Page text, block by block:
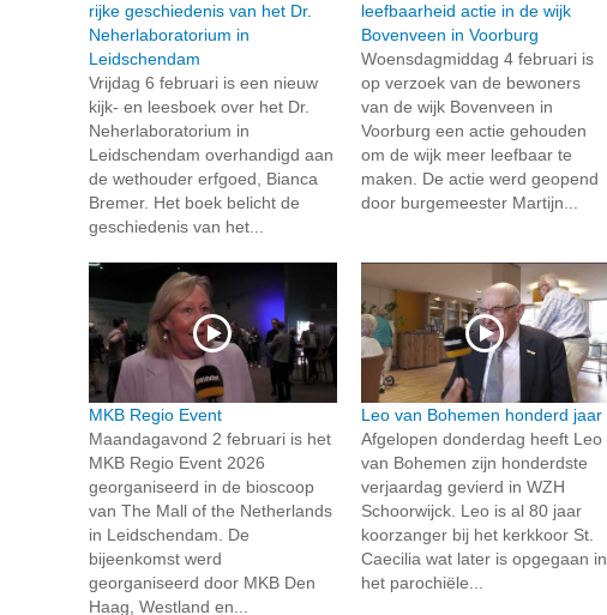
rijke geschiedenis van het Dr.
Neherlaboratorium in
Leidschendam
Vrijdag 6 februari is een nieuw
kijk- en leesboek over het Dr.
Neherlaboratorium in
Leidschendam overhandigd aan
de wethouder erfgoed, Bianca
Bremer. Het boek belicht de
geschiedenis van het...
leefbaarheid actie in de wijk
Bovenveen in Voorburg
Woensdagmiddag 4 februari is
op verzoek van de bewoners
van de wijk Bovenveen in
Voorburg een actie gehouden
om de wijk meer leefbaar te
maken. De actie werd geopend
door burgemeester Martijn...
MKB Regio Event
Maandagavond 2 februari is het
MKB Regio Event 2026
georganiseerd in de bioscoop
van The Mall of the Netherlands
in Leidschendam. De
bijeenkomst werd
georganiseerd door MKB Den
Haag, Westland en...
Leo van Bohemen honderd jaar
Afgelopen donderdag heeft Leo
van Bohemen zijn honderdste
verjaardag gevierd in WZH
Schoorwijck. Leo is al 80 jaar
koorzanger bij het kerkkoor St.
Caecilia wat later is opgegaan in
het parochiële...